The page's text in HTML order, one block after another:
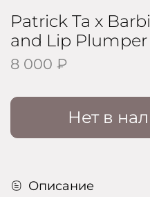
Patrick Ta x
and Lip Plumper
8 000 ₽
Нет в
Описание